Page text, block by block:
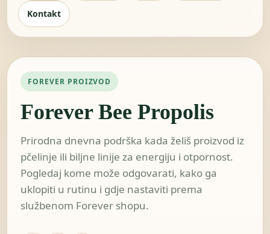
Kontakt
FOREVER PROIZVOD
Forever Bee Propolis
Prirodna dnevna podrška kada želiš proizvod iz
pčelinje ili biljne linije za energiju i otpornost.
Pogledaj kome može odgovarati, kako ga
uklopiti u rutinu i gdje nastaviti prema
službenom Forever shopu.